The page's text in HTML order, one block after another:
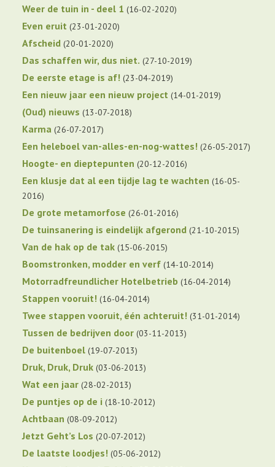
Weer de tuin in - deel 1 16-02-2020
Even eruit 23-01-2020
Afscheid 20-01-2020
Das schaffen wir, dus niet. 27-10-2019
De eerste etage is af! 23-04-2019
Een nieuw jaar een nieuw project 14-01-2019
(Oud) nieuws 13-07-2018
Karma 26-07-2017
Een heleboel van-alles-en-nog-wattes! 26-05-2017
Hoogte- en dieptepunten 20-12-2016
Een klusje dat al een tijdje lag te wachten 16-05-
2016
De grote metamorfose 26-01-2016
De tuinsanering is eindelijk afgerond 21-10-2015
Van de hak op de tak 15-06-2015
Boomstronken, modder en verf 14-10-2014
Motorradfreundlicher Hotelbetrieb 16-04-2014
Stappen vooruit! 16-04-2014
Twee stappen vooruit, één achteruit! 31-01-2014
Tussen de bedrijven door 03-11-2013
De buitenboel 19-07-2013
Druk, Druk, Druk 03-06-2013
Wat een jaar 28-02-2013
De puntjes op de i 18-10-2012
Achtbaan 08-09-2012
Jetzt Geht’s Los 20-07-2012
De laatste loodjes! 05-06-2012